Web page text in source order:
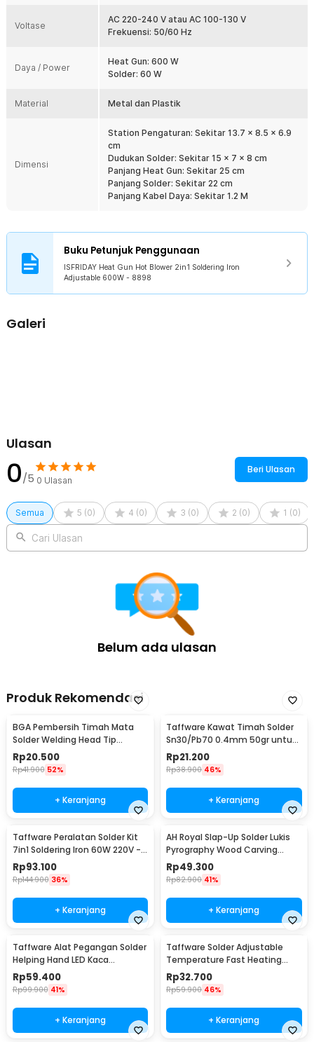
Heat gun dibekali sensor yang dapat mendeteksi sentuhan tangan
ke mode stand by yang berarti heat gun akan tetap aktif tetapi tidak
berfungsi penuh. Penggunaannya pun akan lebih aman dan hemat
Desain Ergonomis dan Nyaman
kenyamanan dan penggunaan. Pegangan yang nyaman dan ringan
memastikan kinerja optimal selama penggunaan jangka panjang
tanpa merasa lelah.
Agar pengaturan suhu panas semakin spesifik, station heat gun ini
dengan jenis komponen dan metode yang Anda lakukan.
Kelengkapan Produk
Rincian yang Anda dapatkan untuk pembelian produk ini:
1 x Stand Solder
Voltase
AC 220-240 V atau AC 100-130 V
Frekuensi: 50/60 Hz
Daya / Power
Heat Gun: 600 W
Solder: 60 W
Material Metal dan Plastik
Dimensi
Station Pengaturan: Sekitar 13.7 x 8.5 x 6.9
cm
Dudukan Solder: Sekitar 15 x 7 x 8 cm
Panjang Heat Gun: Sekitar 25 cm
Panjang Solder: Sekitar 22 cm
Panjang Kabel Daya: Sekitar 1.2 M
Buku Petunjuk Penggunaan
ISFRIDAY Heat Gun Hot Blower 2in1 Soldering Iron
Adjustable 600W - 8898
Galeri
Ulasan
0/5 0 Ulasan
Beri Ulasan
Semua 5 (0) 4 (0) 3 (0) 2 (0) 1 (0)
Cari Ulasan
Belum ada ulasan
Produk Rekomendasi
BGA Pembersih Timah Mata
Solder Welding Head Tip
Cleaning
Rp20.500
Rp41.900 52%
+ Keranjang
Taffware Kawat Timah Solder
Sn30/Pb70 0.4mm 50gr untuk
PCB Elektronik 0.4mm
Rp21.200
Rp38.900 46%
+ Keranjang
Taffware Peralatan Solder Kit
7in1 Soldering Iron 60W 220V -
CS-31 E
Rp93.100
Rp144.900 36%
+ Keranjang
AH Royal Slap-Up Solder Lukis
Pyrography Wood Carving
Soldering Iron - PAC904
Rp49.300
Rp82.900 41%
+ Keranjang
Taffware Alat Pegangan Solder
Helping Hand LED Kaca
Pembesar 3.5X - TE-801
Rp59.400
Rp99.900 41%
+ Keranjang
Taffware Solder Adjustable
Temperature Fast Heating
60W with 5 Tips - CS-31 A
Rp32.700
Rp59.900 46%
+ Keranjang